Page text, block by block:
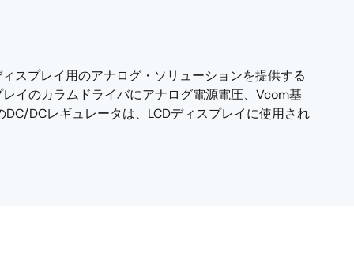
スプレイ用のアナログ・ソリューションを提供する
イのカラムドライバにアナログ電源電圧、Vcom基
DCレギュレータは、LCDディスプレイに使用され